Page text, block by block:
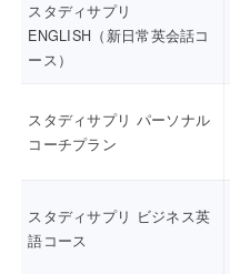
スタディサプリ
ENGLISH（新日常英会話コ
ース）
スタディサプリ パーソナル
コーチプラン
スタディサプリ ビジネス英
語コース